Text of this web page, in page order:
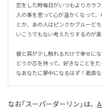
恋をした時毎日がいつもよりカラ
人の事を思って心が温かくなって
とか、あの人はピンクかブルーど
いこうでもない考えたりするのが楽
彼と肩が少し触れるだけで幸せに
どうか芯を持って、好きなことを
なあなたに夢中になるはず！素直
なお「スーパーダーリン 」は、